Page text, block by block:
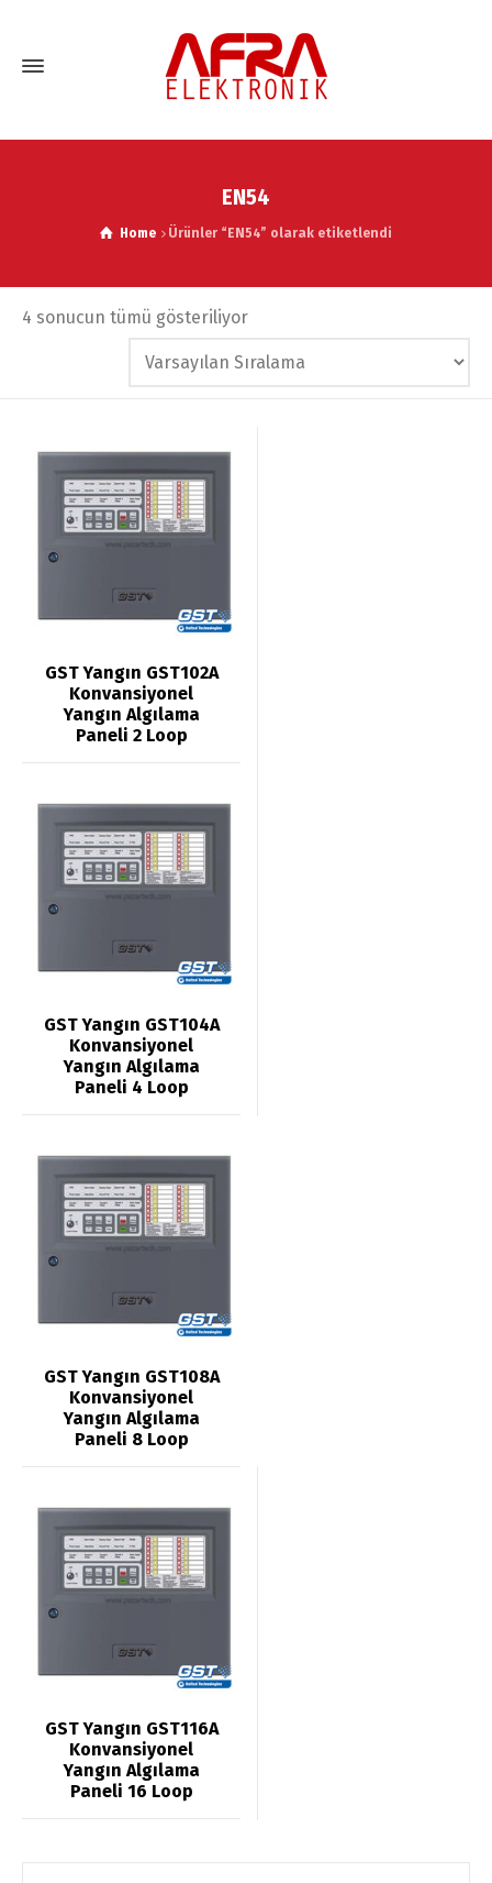
EN54
Home Ürünler “EN54” olarak etiketlendi
4 sonucun tümü gösteriliyor
GST Yangın GST102A
Konvansiyonel
Yangın Algılama
Paneli 2 Loop
GST Yangın GST104A
Konvansiyonel
Yangın Algılama
Paneli 4 Loop
GST Yangın GST108A
Konvansiyonel
Yangın Algılama
Paneli 8 Loop
GST Yangın GST116A
Konvansiyonel
Yangın Algılama
Paneli 16 Loop